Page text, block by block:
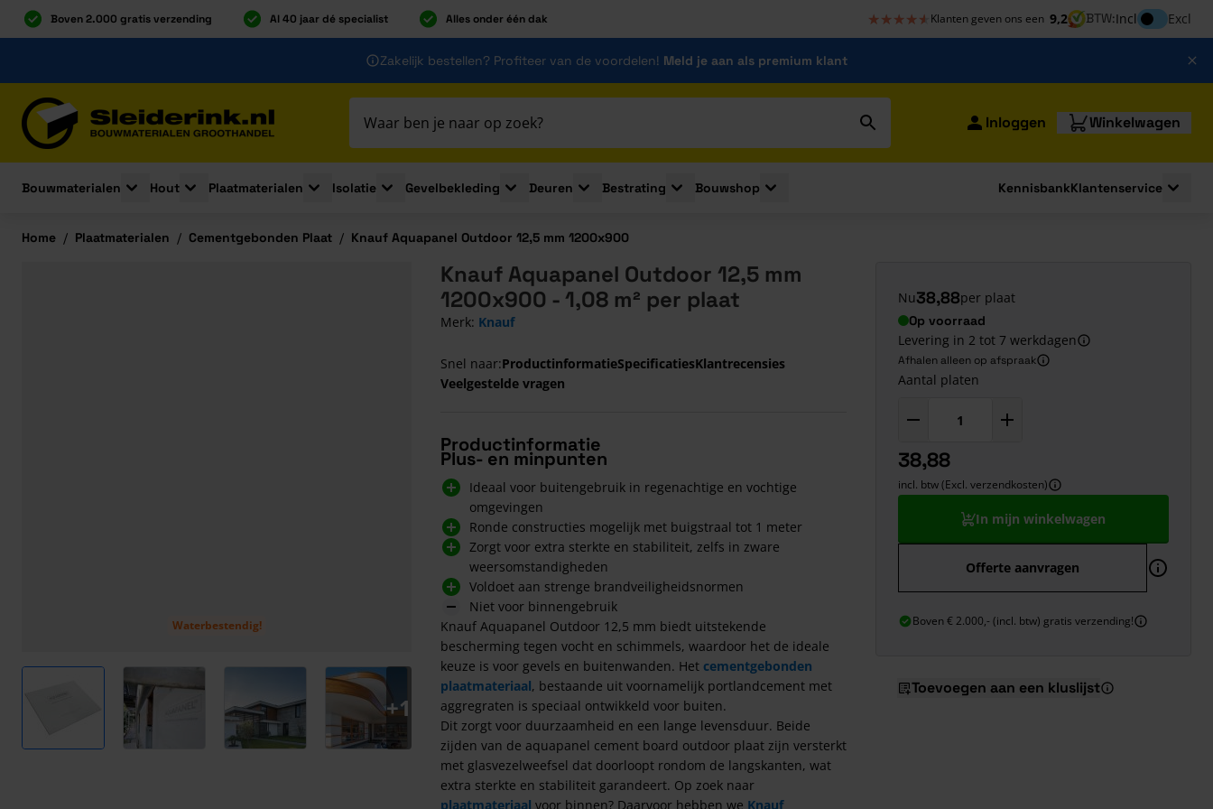
Boven 2.000 gratis verzending Al 40 jaar dé specialist Alles onder één dak ★★★★★
★★★★★ Klanten geven ons een 9,2 BTW:InclInclusief btw
Excl
Zakelijk bestellen? Profiteer van de voordelen! Meld je aan als premium klant
Inloggen Winkelwagen
Bouwmaterialen
Toggle submenu for Bouwmaterialen
Hout
Toggle submenu for Hout
Plaatmaterialen
Toggle submenu for Plaatmaterialen
Isolatie
Toggle submenu for Isolatie
Gevelbekleding
Toggle submenu for Gevelbekleding
Deuren
Toggle submenu for Deuren
Bestrating
Toggle submenu for Bestrating
Bouwshop
Toggle submenu for Bouwshop
KennisbankKlantenservice
Home / Plaatmaterialen / Cementgebonden Plaat / Knauf Aquapanel Outdoor 12,5 mm 1200x900
Waterbestendig!
View larger imageView larger image
+1
Knauf Aquapanel Outdoor 12,5 mm
1200x900 - 1,08 m² per plaat
Merk: Knauf
Snel naar:ProductinformatieSpecificatiesKlantrecensies
Veelgestelde vragen
Productinformatie
Plus- en minpunten
Ideaal voor buitengebruik in regenachtige en vochtige
omgevingen
Ronde constructies mogelijk met buigstraal tot 1 meter
Zorgt voor extra sterkte en stabiliteit, zelfs in zware
weersomstandigheden
Voldoet aan strenge brandveiligheidsnormen
Niet voor binnengebruik
Knauf Aquapanel Outdoor 12,5 mm biedt uitstekende
bescherming tegen vocht en schimmels, waardoor het de ideale
keuze is voor gevels en buitenwanden. Het cementgebonden
plaatmateriaal, bestaande uit voornamelijk portlandcement met
aggregraten is speciaal ontwikkeld voor buiten.
Dit zorgt voor duurzaamheid en een lange levensduur. Beide
zijden van de aquapanel cement board outdoor plaat zijn versterkt
met glasvezelweefsel dat doorloopt rondom de langskanten, wat
extra sterkte en stabiliteit garandeert. Op zoek naar
plaatmateriaal voor binnen? Daarvoor hebben we Knauf
Nu38,88per plaat
Op voorraad
Levering in 2 tot 7 werkdagen
Afhalen alleen op afspraak
Aantal platen
38,88
incl. btw (Excl. verzendkosten)
In mijn winkelwagen
Offerte aanvragen
Boven € 2.000,- (incl. btw) gratis verzending!
Toevoegen aan een kluslijst